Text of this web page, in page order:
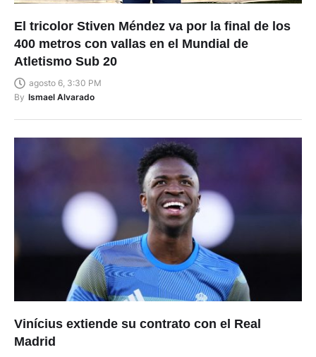
El tricolor Stiven Méndez va por la final de los
400 metros con vallas en el Mundial de
Atletismo Sub 20
agosto 6, 3:30 PM
By Ismael Alvarado
Vinícius extiende su contrato con el Real
Madrid